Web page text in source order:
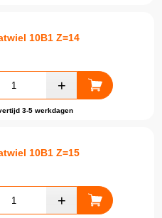
10B1 Z=14
3-5 werkdagen
10B1 Z=15